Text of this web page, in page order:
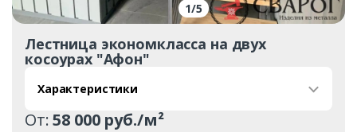
1/5
Лестница экономкласса на двух
косоурах "Афон"
Характеристики
От:58 000 руб./м²